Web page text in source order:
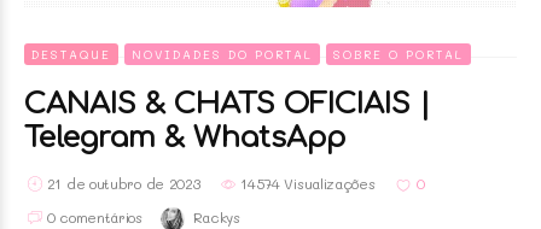
DESTAQUE NOVIDADES DO PORTAL SOBRE O PORTAL
CANAIS & CHATS OFICIAIS |
Telegram & WhatsApp
21 de outubro de 2023 14574 Visualizações
0
0 comentários
Rackys